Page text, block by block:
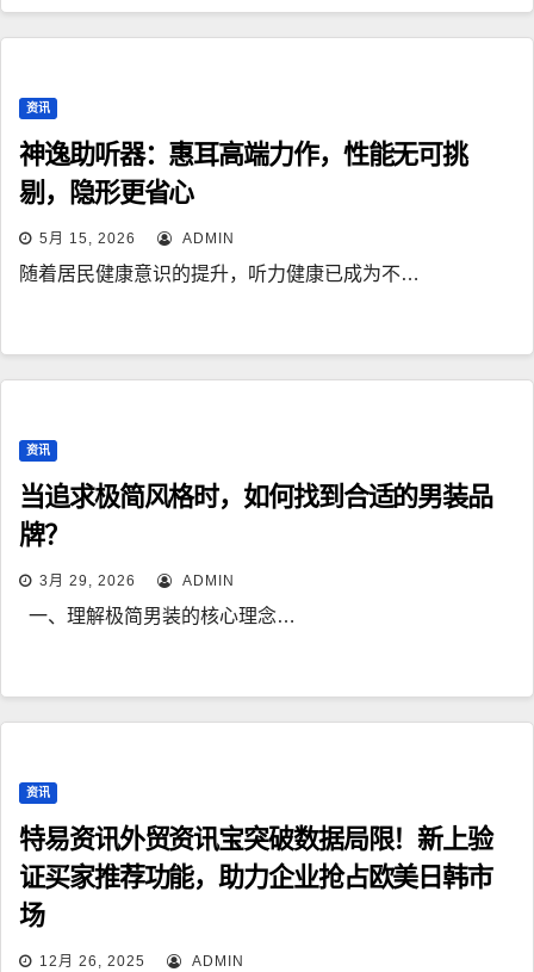
资讯
神逸助听器：惠耳高端力作，性能无可挑
剔，隐形更省心
5月 15, 2026 ADMIN
随着居民健康意识的提升，听力健康已成为不…
资讯
当追求极简风格时，如何找到合适的男装品
牌？
3月 29, 2026 ADMIN
一、理解极简男装的核心理念…
资讯
特易资讯外贸资讯宝突破数据局限！新上验
证买家推荐功能，助力企业抢占欧美日韩市
场
12月 26, 2025 ADMIN